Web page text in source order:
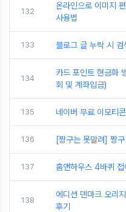
132
온라인으로 이미지
사용법
133 블로그 글 누락 시 검
134
카드 포인트 현금화
회 및 계좌입금)
135 네이버 무료 이모티
136 [짱구는 못말려] 짱
137 홈앤하우스 4바퀴
138
에디션 덴마크 오리
후기